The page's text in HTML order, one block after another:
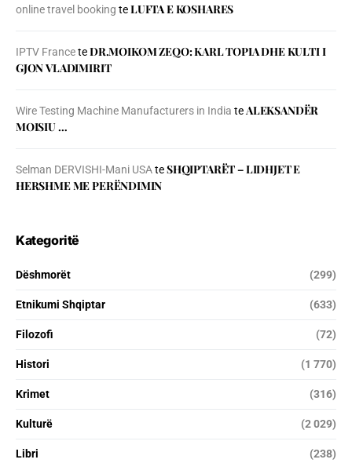
online travel booking teLUFTA E KOSHARES
IPTV FranceteDR.MOIKOM ZEQO: KARL TOPIA DHE KULTI I
GJON VLADIMIRIT
Wire Testing Machine Manufacturers in India teALEKSANDËR
MOISIU …
Selman DERVISHI-Mani USAteSHQIPTARËT – LIDHJET E
HERSHME ME PERËNDIMIN
Kategoritë
Dëshmorët (299)
Etnikumi Shqiptar (633)
Filozofi (72)
Histori (1 770)
Krimet (316)
Kulturë (2 029)
Libri (238)